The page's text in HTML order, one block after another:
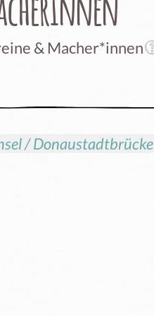
& Macher*innen
/ Donaustadtbrücke